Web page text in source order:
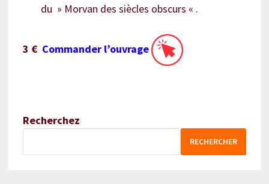
du » Morvan des siècles obscurs « .
3 € Commander l’ouvrage
Recherchez
RECHERCHER